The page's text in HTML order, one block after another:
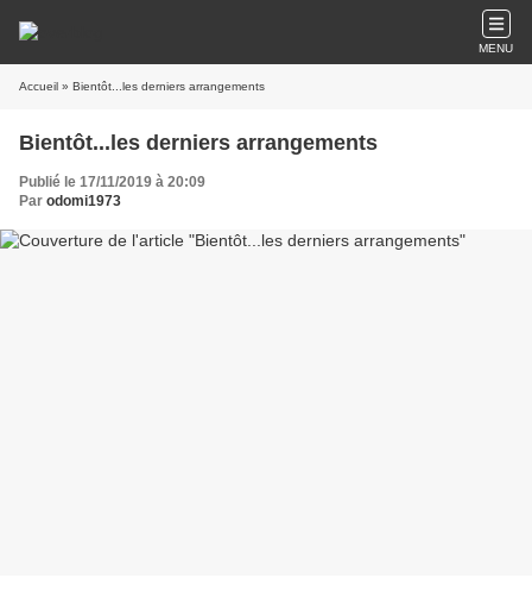
MENU
Accueil » Bientôt...les derniers arrangements
Bientôt...les derniers arrangements
Publié le 17/11/2019 à 20:09
Par odomi1973